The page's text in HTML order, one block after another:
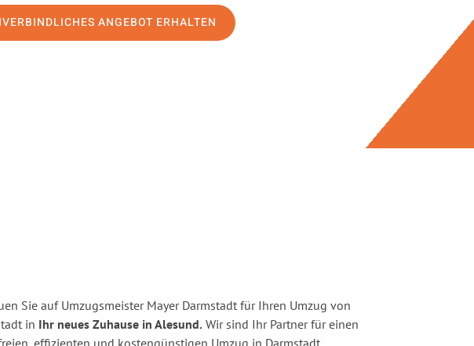
ANGEBOT ERHALTEN
Sie auf Umzugsmeister Mayer Darmstadt für Ihren Umzug von
in Ihr neues Zuhause in Alesund. Wir sind Ihr Partner für einen
effizienten und kostengünstigen Umzug in Darmstadt.